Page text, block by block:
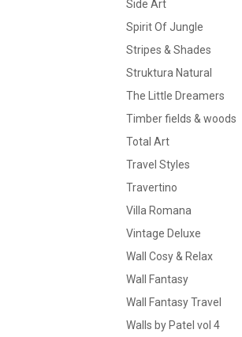
Side Art
Spirit Of Jungle
Stripes & Shades
Struktura Natural
The Little Dreamers
Timber fields & woods
Total Art
Travel Styles
Travertino
Villa Romana
Vintage Deluxe
Wall Cosy & Relax
Wall Fantasy
Wall Fantasy Travel
Walls by Patel vol 4